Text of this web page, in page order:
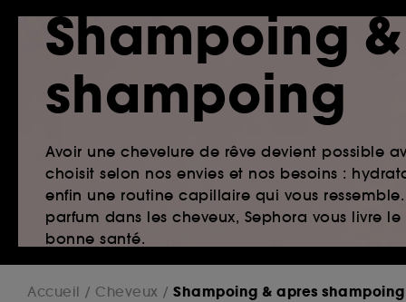
Shampoing
shampoing
Avoir une chevelure de rêve devient possible
choisit selon nos envies et nos besoins :
enfin une routine capillaire qui vous
parfum dans les cheveux, Sephora vous livre
bonne santé.
Accueil Cheveux Shampoing & apres shampoing